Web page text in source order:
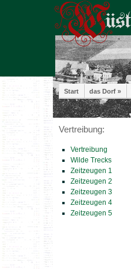
Start das Dorf »
Vertreibung:
Vertreibung
Wilde Trecks
Zeitzeugen 1
Zeitzeugen 2
Zeitzeugen 3
Zeitzeugen 4
Zeitzeugen 5